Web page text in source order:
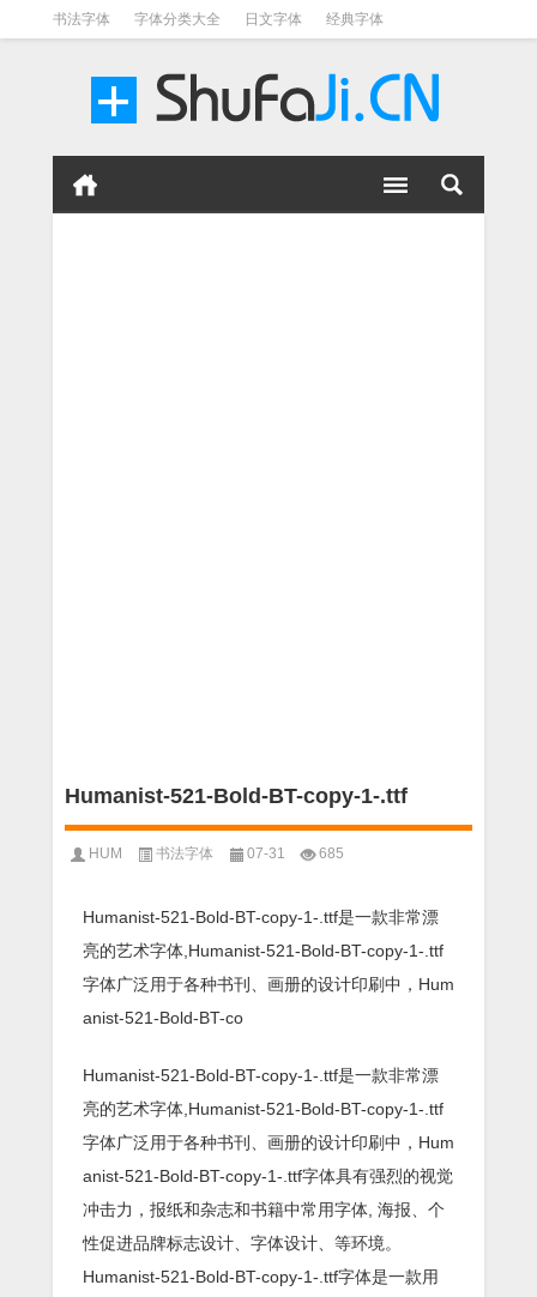
书法字体 字体分类大全 日文字体 经典字体
Humanist-521-Bold-BT-copy-1-.ttf
HUM 书法字体 07-31 685
Humanist-521-Bold-BT-copy-1-.ttf是一款非常漂
亮的艺术字体,Humanist-521-Bold-BT-copy-1-.ttf
字体广泛用于各种书刊、画册的设计印刷中，Hum
anist-521-Bold-BT-co
Humanist-521-Bold-BT-copy-1-.ttf是一款非常漂
亮的艺术字体,Humanist-521-Bold-BT-copy-1-.ttf
字体广泛用于各种书刊、画册的设计印刷中，Hum
anist-521-Bold-BT-copy-1-.ttf字体具有强烈的视觉
冲击力，报纸和杂志和书籍中常用字体, 海报、个
性促进品牌标志设计、字体设计、等环境。
Humanist-521-Bold-BT-copy-1-.ttf字体是一款用